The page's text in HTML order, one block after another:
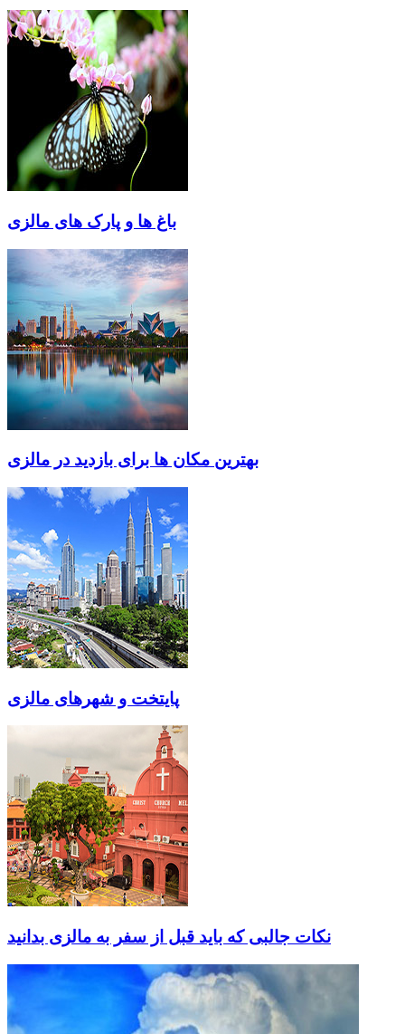
باغ ها و پارک های مالزی
بهترین مکان ها برای بازدید در مالزی
پایتخت و شهرهای مالزی
نکات جالبی که باید قبل از سفر به مالزی بدانید